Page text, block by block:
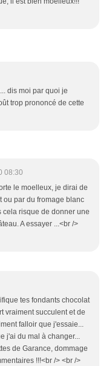
dis moi par quoi je
trop prononcé de cette
08:30
le moelleux, je dirai de
ou par du fromage blanc
risque de donner une
A essayer ...<br />
tes fondants chocolat
vraiment succulent et de
falloir que j'essaie...
j'ai du mal à changer...
de Garance, dommage
!!!<br /> <br />